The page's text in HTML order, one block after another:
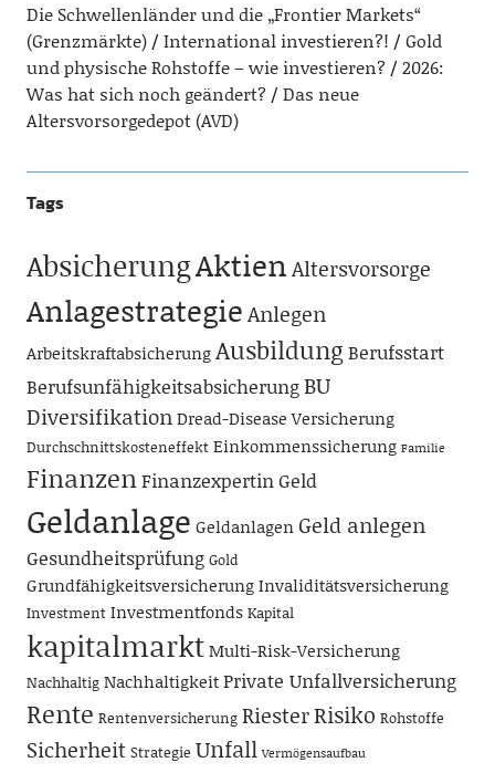
Die Schwellenländer und die „Frontier Markets“
(Grenzmärkte)
International investieren?!
Gold
und physische Rohstoffe – wie investieren?
2026:
Was hat sich noch geändert?
Das neue
Altersvorsorgedepot (AVD)
Tags
AbsicherungAktienAltersvorsorge
AnlagestrategieAnlegen
ArbeitskraftabsicherungAusbildung Berufsstart
BerufsunfähigkeitsabsicherungBU
DiversifikationDread-Disease Versicherung
Durchschnittskosteneffekt Einkommenssicherung Familie
FinanzenFinanzexpertinGeld
Geldanlage Geldanlagen Geld anlegen
Gesundheitsprüfung Gold
GrundfähigkeitsversicherungInvaliditätsversicherung
Investment Investmentfonds Kapital
kapitalmarktMulti-Risk-Versicherung
Nachhaltig NachhaltigkeitPrivate Unfallversicherung
Rente Rentenversicherung RiesterRisiko Rohstoffe
Sicherheit Strategie Unfall Vermögensaufbau